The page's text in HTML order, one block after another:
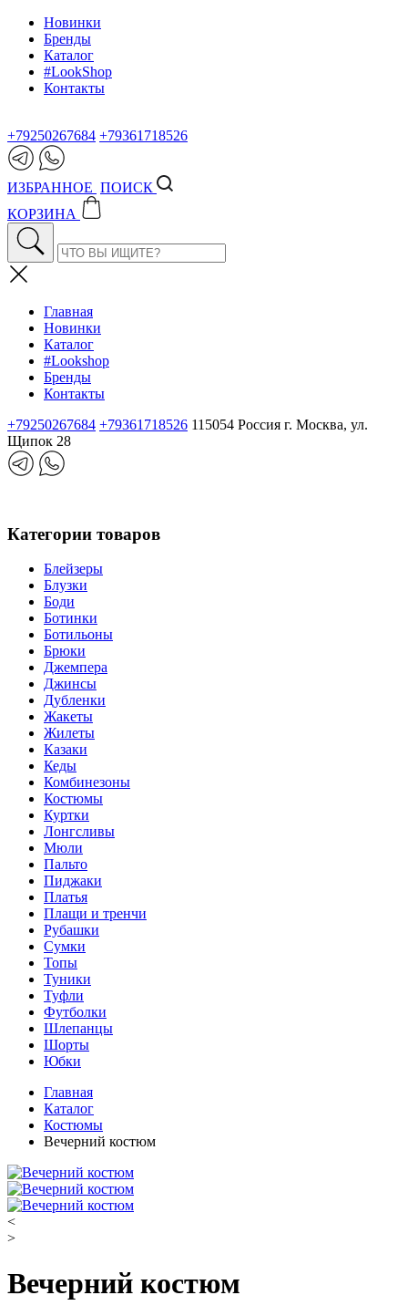
Новинки
Бренды
Каталог
#LookShop
Контакты
+79250267684 +79361718526
ИЗБРАННОЕ ПОИСК
КОРЗИНА
Главная
Новинки
Каталог
#Lookshop
Бренды
Контакты
+79250267684 +79361718526 115054 Россия г. Москва, ул.
Щипок 28
Категории товаров
Блейзеры
Блузки
Боди
Ботинки
Ботильоны
Брюки
Джемпера
Джинсы
Дубленки
Жакеты
Жилеты
Казаки
Кеды
Комбинезоны
Костюмы
Куртки
Лонгсливы
Мюли
Пальто
Пиджаки
Платья
Плащи и тренчи
Рубашки
Сумки
Топы
Туники
Туфли
Футболки
Шлепанцы
Шорты
Юбки
Главная
Каталог
Костюмы
Вечерний костюм
<
>
Вечерний костюм